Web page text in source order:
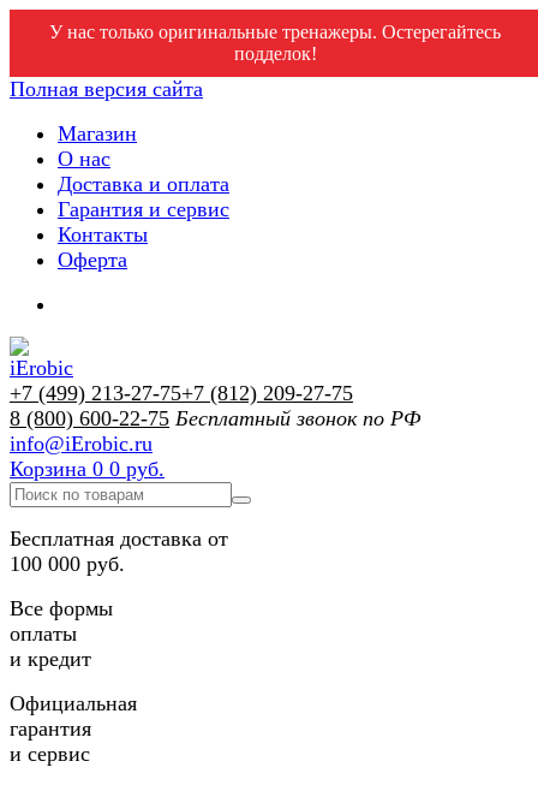
У нас только оригинальные тренажеры. Остерегайтесь
подделок!
Полная версия сайта
Магазин
О нас
Доставка и оплата
Гарантия и сервис
Контакты
Оферта
+7 (499) 213-27-75+7 (812) 209-27-75
8 (800) 600-22-75 Бесплатный звонок по РФ
info@iErobic.ru
Корзина 0 0 руб.
Бесплатная доставка от
100 000 руб.
Все формы
оплаты
и кредит
Официальная
гарантия
и сервис